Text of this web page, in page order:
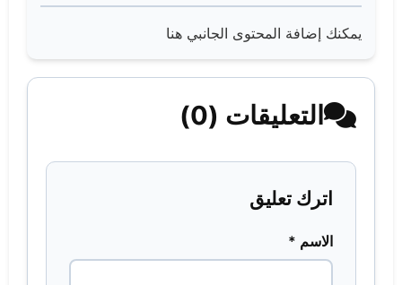
يمكنك إضافة المحتوى الجانبي هنا
التعليقات (0)
اترك تعليق
الاسم *